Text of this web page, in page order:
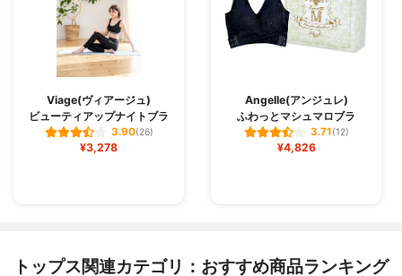
Viage(ヴィアージュ)
ビューティアップナイトブラ
3.90(26)
¥3,278
Angelle(アンジュレ)
ふわっとマシュマロブラ
3.71(12)
¥4,826
トップス関連カテゴリ：おすすめ商品ランキング